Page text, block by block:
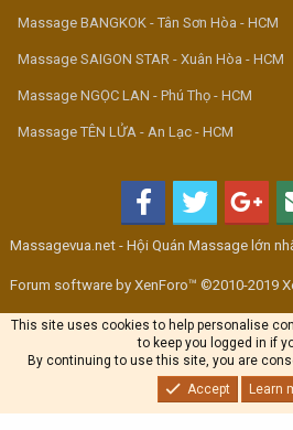
Massage BANGKOK - Tân Sơn Hòa - HCM
Massage SAIGON STAR - Xuân Hòa - HCM
Massage NGỌC LAN - Phú Thọ - HCM
Massage TÊN LỬA - An Lạc - HCM
Massagevua.net - Hội Quán Massage lớn
Forum software by XenForo™ ©2010-2019
This site uses cookies to help personalise
to keep you logged in if
By continuing to use this site, you are
Accept
Learn